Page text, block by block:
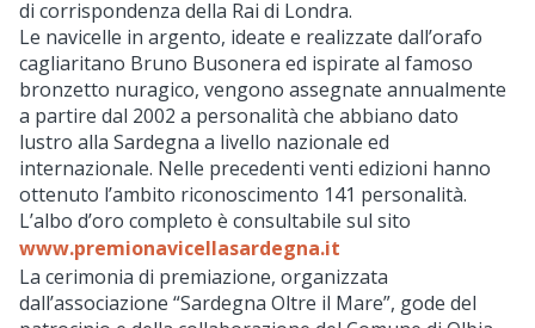
di corrispondenza della Rai di Londra.
Le navicelle in argento, ideate e realizzate dall’orafo
cagliaritano Bruno Busonera ed ispirate al famoso
bronzetto nuragico, vengono assegnate annualmente
a partire dal 2002 a personalità che abbiano dato
lustro alla Sardegna a livello nazionale ed
internazionale. Nelle precedenti venti edizioni hanno
ottenuto l’ambito riconoscimento 141 personalità.
L’albo d’oro completo è consultabile sul sito
www.premionavicellasardegna.it
La cerimonia di premiazione, organizzata
dall’associazione “Sardegna Oltre il Mare”, gode del